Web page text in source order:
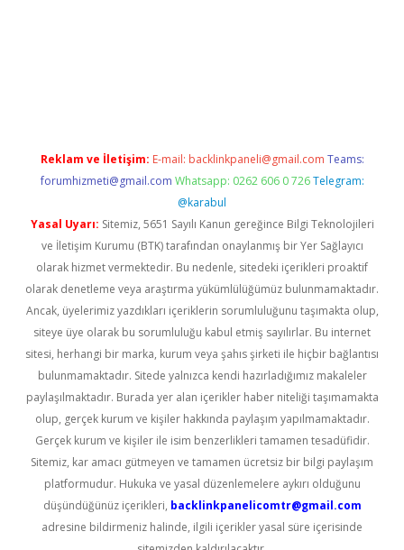
Reklam ve İletişim: E-mail: backlinkpaneli@gmail.com Teams:
forumhizmeti@gmail.com Whatsapp: 0262 606 0 726 Telegram:
@karabul
Yasal Uyarı: Sitemiz, 5651 Sayılı Kanun gereğince Bilgi Teknolojileri
ve İletişim Kurumu (BTK) tarafından onaylanmış bir Yer Sağlayıcı
olarak hizmet vermektedir. Bu nedenle, sitedeki içerikleri proaktif
olarak denetleme veya araştırma yükümlülüğümüz bulunmamaktadır.
Ancak, üyelerimiz yazdıkları içeriklerin sorumluluğunu taşımakta olup,
siteye üye olarak bu sorumluluğu kabul etmiş sayılırlar. Bu internet
sitesi, herhangi bir marka, kurum veya şahıs şirketi ile hiçbir bağlantısı
bulunmamaktadır. Sitede yalnızca kendi hazırladığımız makaleler
paylaşılmaktadır. Burada yer alan içerikler haber niteliği taşımamakta
olup, gerçek kurum ve kişiler hakkında paylaşım yapılmamaktadır.
Gerçek kurum ve kişiler ile isim benzerlikleri tamamen tesadüfidir.
Sitemiz, kar amacı gütmeyen ve tamamen ücretsiz bir bilgi paylaşım
platformudur. Hukuka ve yasal düzenlemelere aykırı olduğunu
düşündüğünüz içerikleri, backlinkpanelicomtr@gmail.com
adresine bildirmeniz halinde, ilgili içerikler yasal süre içerisinde